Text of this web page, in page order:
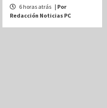
6 horas atrás | Por
Redacción Noticias PC